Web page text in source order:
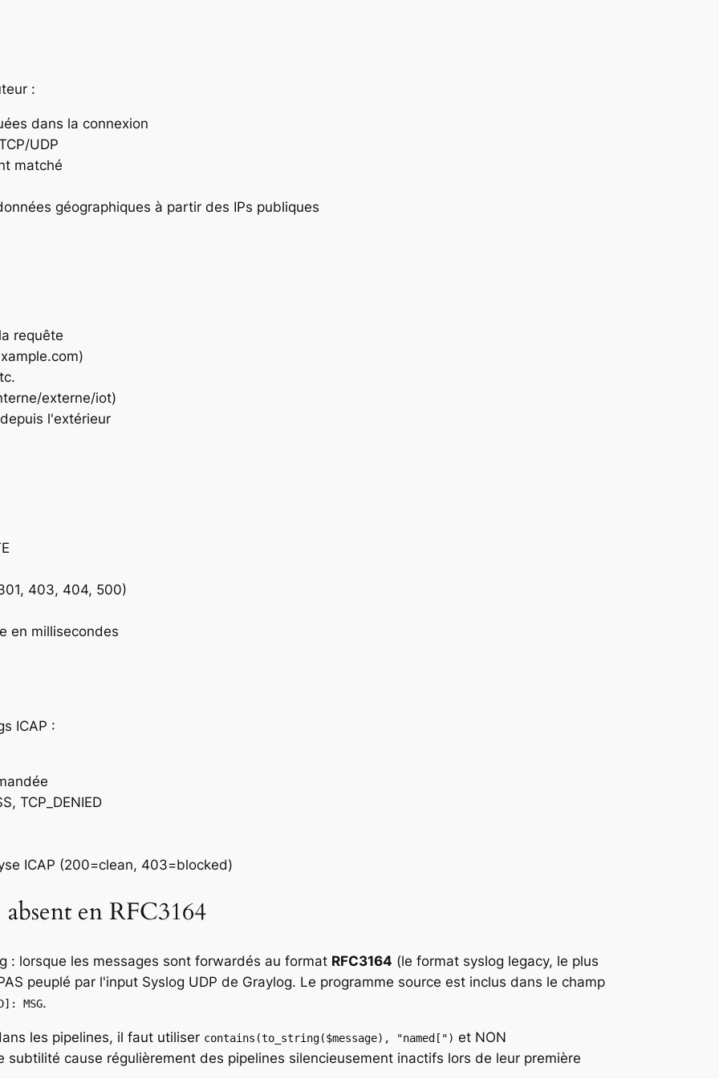
:
dans la connexion
UDP
matché
géographiques à partir des IPs publiques
requête
externe/iot)
l'extérieur
403, 404, 500)
en millisecondes
ICAP :
TCP_DENIED
ICAP (200=clean, 403=blocked)
en RFC3164
: lorsque les messages sont forwardés au format RFC3164 (le format syslog legacy, le plus
peuplé par l'input Syslog UDP de Graylog. Le programme source est inclus dans le champ
MSG.
les pipelines, il faut utiliser contains(to_string($message), "named[") et NON
subtilité cause régulièrement des pipelines silencieusement inactifs lors de leur première